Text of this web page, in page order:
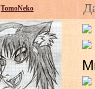
TomoNeko